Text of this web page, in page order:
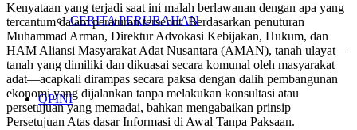
CERITA PERUBAHAN
OPINI
Kenyataan yang terjadi saat ini malah berlawanan dengan apa yang
tercantum dalam peraturan tersebut. Berdasarkan penuturan
Muhammad Arman, Direktur Advokasi Kebijakan, Hukum, dan
HAM Aliansi Masyarakat Adat Nusantara (AMAN), tanah ulayat—
tanah yang dimiliki dan dikuasai secara komunal oleh masyarakat
adat—acapkali dirampas secara paksa dengan dalih pembangunan
ekonomi yang dijalankan tanpa melakukan konsultasi atau
persetujuan yang memadai, bahkan mengabaikan prinsip
Persetujuan Atas dasar Informasi di Awal Tanpa Paksaan.